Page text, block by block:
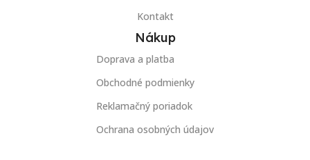
Kontakt
Nákup
Doprava a platba
Obchodné podmienky
Reklamačný poriadok
Ochrana osobných údajov